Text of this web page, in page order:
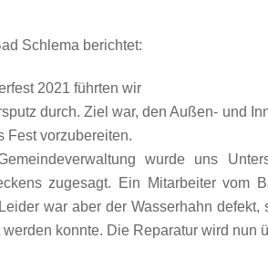
Schlema berichtet:
2021 führten wir
durch. Ziel war, den Außen- und
Fest vorzubereiten.
wurde uns
zugesagt. Ein Mitarbeiter vom
war aber der Wasserhahn
konnte. Die Reparatur wird nun